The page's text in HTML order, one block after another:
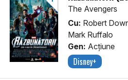
The Avengers
Cu: Robert
Mark Ruffalo
Gen: Acţiune
Disney+